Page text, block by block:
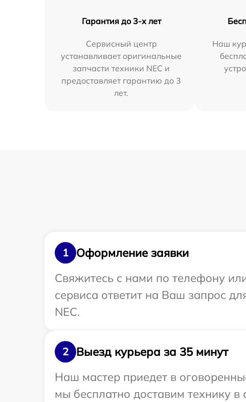
Гарантия до 3-х лет
Сервисный центр
устанавливает оригинальные
запчасти техники NEC и
предоставляет гарантию до 3
лет.
Наш
1
Оформление заявки
Свяжитесь с нами по телефону
сервиса ответит на Ваш запрос
NEC.
2
Выезд курьера за 35 минут
Наш мастер приедет в
мы бесплатно доставим технику в